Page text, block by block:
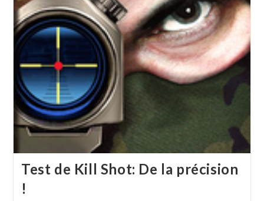
Test de Kill Shot: De la précision
!